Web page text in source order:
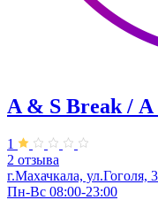
A & S Break /
1
2 отзыва
г.Махачкала, ул.Гоголя,
Пн-Вс 08:00-23:00